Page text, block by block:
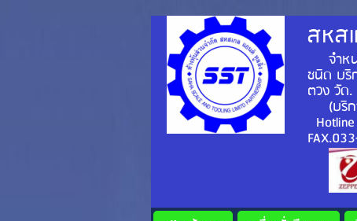
สหส
จำหน่
ชนิด บริ
ตวง วัด
(บริ